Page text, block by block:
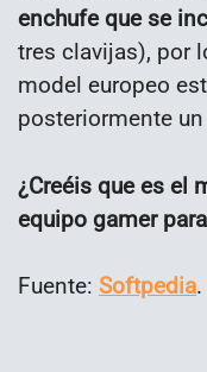
enchufe que se
tres clavijas), por
model europeo
posteriormente
¿Creéis que es el
equipo gamer
Fuente: Softpedia.